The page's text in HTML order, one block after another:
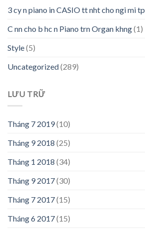
3 cy n piano in CASIO tt nht cho ngi mi tp
C nn cho b hc n Piano trn Organ khng(1)
Style(5)
Uncategorized(289)
LƯU TRỮ
Tháng 7 2019(10)
Tháng 9 2018 (25)
Tháng 1 2018 (34)
Tháng 9 2017(30)
Tháng 7 2017(15)
Tháng 6 2017(15)